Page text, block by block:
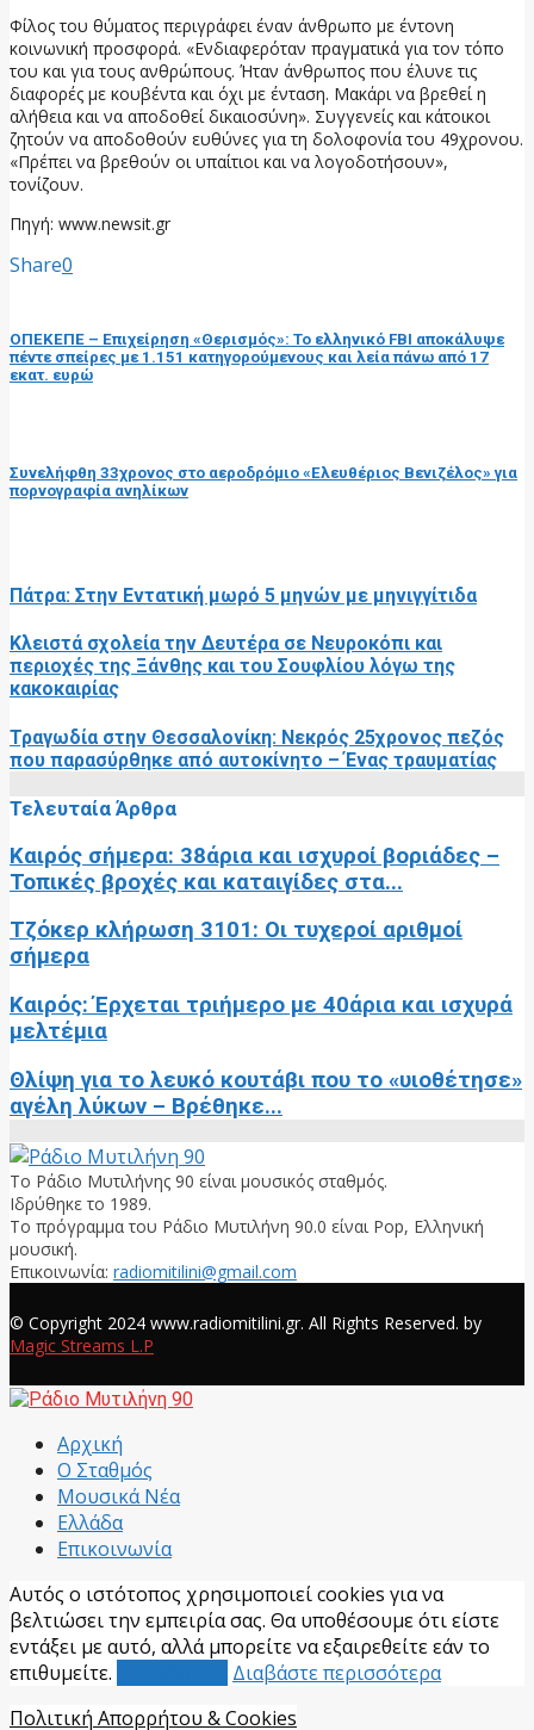
Φίλος του θύματος περιγράφει έναν άνθρωπο με έντονη
κοινωνική προσφορά. «Ενδιαφερόταν πραγματικά για τον τόπο
του και για τους ανθρώπους. Ήταν άνθρωπος που έλυνε τις
διαφορές με κουβέντα και όχι με ένταση. Μακάρι να βρεθεί η
αλήθεια και να αποδοθεί δικαιοσύνη». Συγγενείς και κάτοικοι
ζητούν να αποδοθούν ευθύνες για τη δολοφονία του 49χρονου.
«Πρέπει να βρεθούν οι υπαίτιοι και να λογοδοτήσουν»,
τονίζουν.
Πηγή: www.newsit.gr
Share0
ΟΠΕΚΕΠΕ – Επιχείρηση «Θερισμός»: Το ελληνικό FBI αποκάλυψε
πέντε σπείρες με 1.151 κατηγορούμενους και λεία πάνω από 17
εκατ. ευρώ
Συνελήφθη 33χρονος στο αεροδρόμιο «Ελευθέριος Βενιζέλος» για
πορνογραφία ανηλίκων
Πάτρα: Στην Εντατική μωρό 5 μηνών με μηνιγγίτιδα
Κλειστά σχολεία την Δευτέρα σε Νευροκόπι και
περιοχές της Ξάνθης και του Σουφλίου λόγω της
κακοκαιρίας
Τραγωδία στην Θεσσαλονίκη: Νεκρός 25χρονος πεζός
που παρασύρθηκε από αυτοκίνητο – Ένας τραυματίας
Τελευταία Άρθρα
Καιρός σήμερα: 38άρια και ισχυροί βοριάδες –
Τοπικές βροχές και καταιγίδες στα...
Τζόκερ κλήρωση 3101: Οι τυχεροί αριθμοί
σήμερα
Καιρός: Έρχεται τριήμερο με 40άρια και ισχυρά
μελτέμια
Θλίψη για το λευκό κουτάβι που το «υιοθέτησε»
αγέλη λύκων – Βρέθηκε...
Το Ράδιο Μυτιλήνης 90 είναι μουσικός σταθμός.
Ιδρύθηκε το 1989.
Το πρόγραμμα του Ράδιο Μυτιλήνη 90.0 είναι Pop, Ελληνική
μουσική.
Επικοινωνία: radiomitilini@gmail.com
© Copyright 2024 www.radiomitilini.gr. All Rights Reserved. by
Magic Streams L.P
Αρχική
Ο Σταθμός
Μουσικά Νέα
Ελλάδα
Επικοινωνία
Αυτός ο ιστότοπος χρησιμοποιεί cookies για να
βελτιώσει την εμπειρία σας. Θα υποθέσουμε ότι είστε
εντάξει με αυτό, αλλά μπορείτε να εξαιρεθείτε εάν το
επιθυμείτε.
Διαβάστε περισσότερα
Πολιτική Απορρήτου & Cookies